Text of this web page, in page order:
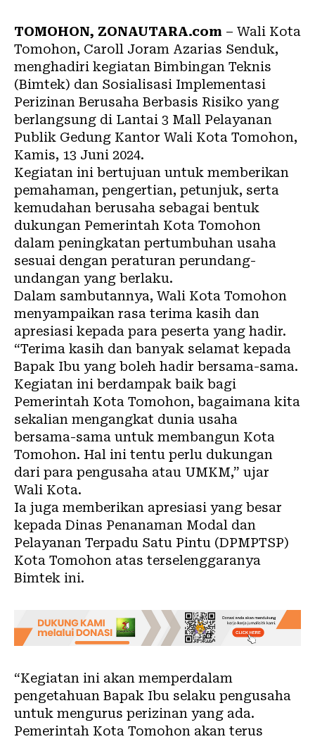
TOMOHON, ZONAUTARA.com – Wali Kota
Tomohon, Caroll Joram Azarias Senduk,
menghadiri kegiatan Bimbingan Teknis
(Bimtek) dan Sosialisasi Implementasi
Perizinan Berusaha Berbasis Risiko yang
berlangsung di Lantai 3 Mall Pelayanan
Publik Gedung Kantor Wali Kota Tomohon,
Kamis, 13 Juni 2024.
Kegiatan ini bertujuan untuk memberikan
pemahaman, pengertian, petunjuk, serta
kemudahan berusaha sebagai bentuk
dukungan Pemerintah Kota Tomohon
dalam peningkatan pertumbuhan usaha
sesuai dengan peraturan perundang-
undangan yang berlaku.
Dalam sambutannya, Wali Kota Tomohon
menyampaikan rasa terima kasih dan
apresiasi kepada para peserta yang hadir.
“Terima kasih dan banyak selamat kepada
Bapak Ibu yang boleh hadir bersama-sama.
Kegiatan ini berdampak baik bagi
Pemerintah Kota Tomohon, bagaimana kita
sekalian mengangkat dunia usaha
bersama-sama untuk membangun Kota
Tomohon. Hal ini tentu perlu dukungan
dari para pengusaha atau UMKM,” ujar
Wali Kota.
Ia juga memberikan apresiasi yang besar
kepada Dinas Penanaman Modal dan
Pelayanan Terpadu Satu Pintu (DPMPTSP)
Kota Tomohon atas terselenggaranya
Bimtek ini.
“Kegiatan ini akan memperdalam
pengetahuan Bapak Ibu selaku pengusaha
untuk mengurus perizinan yang ada.
Pemerintah Kota Tomohon akan terus